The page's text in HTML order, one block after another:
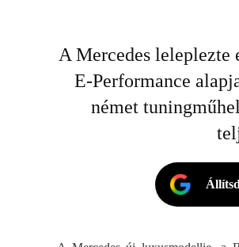
A Mercedes leleplezte
E-Performance
német